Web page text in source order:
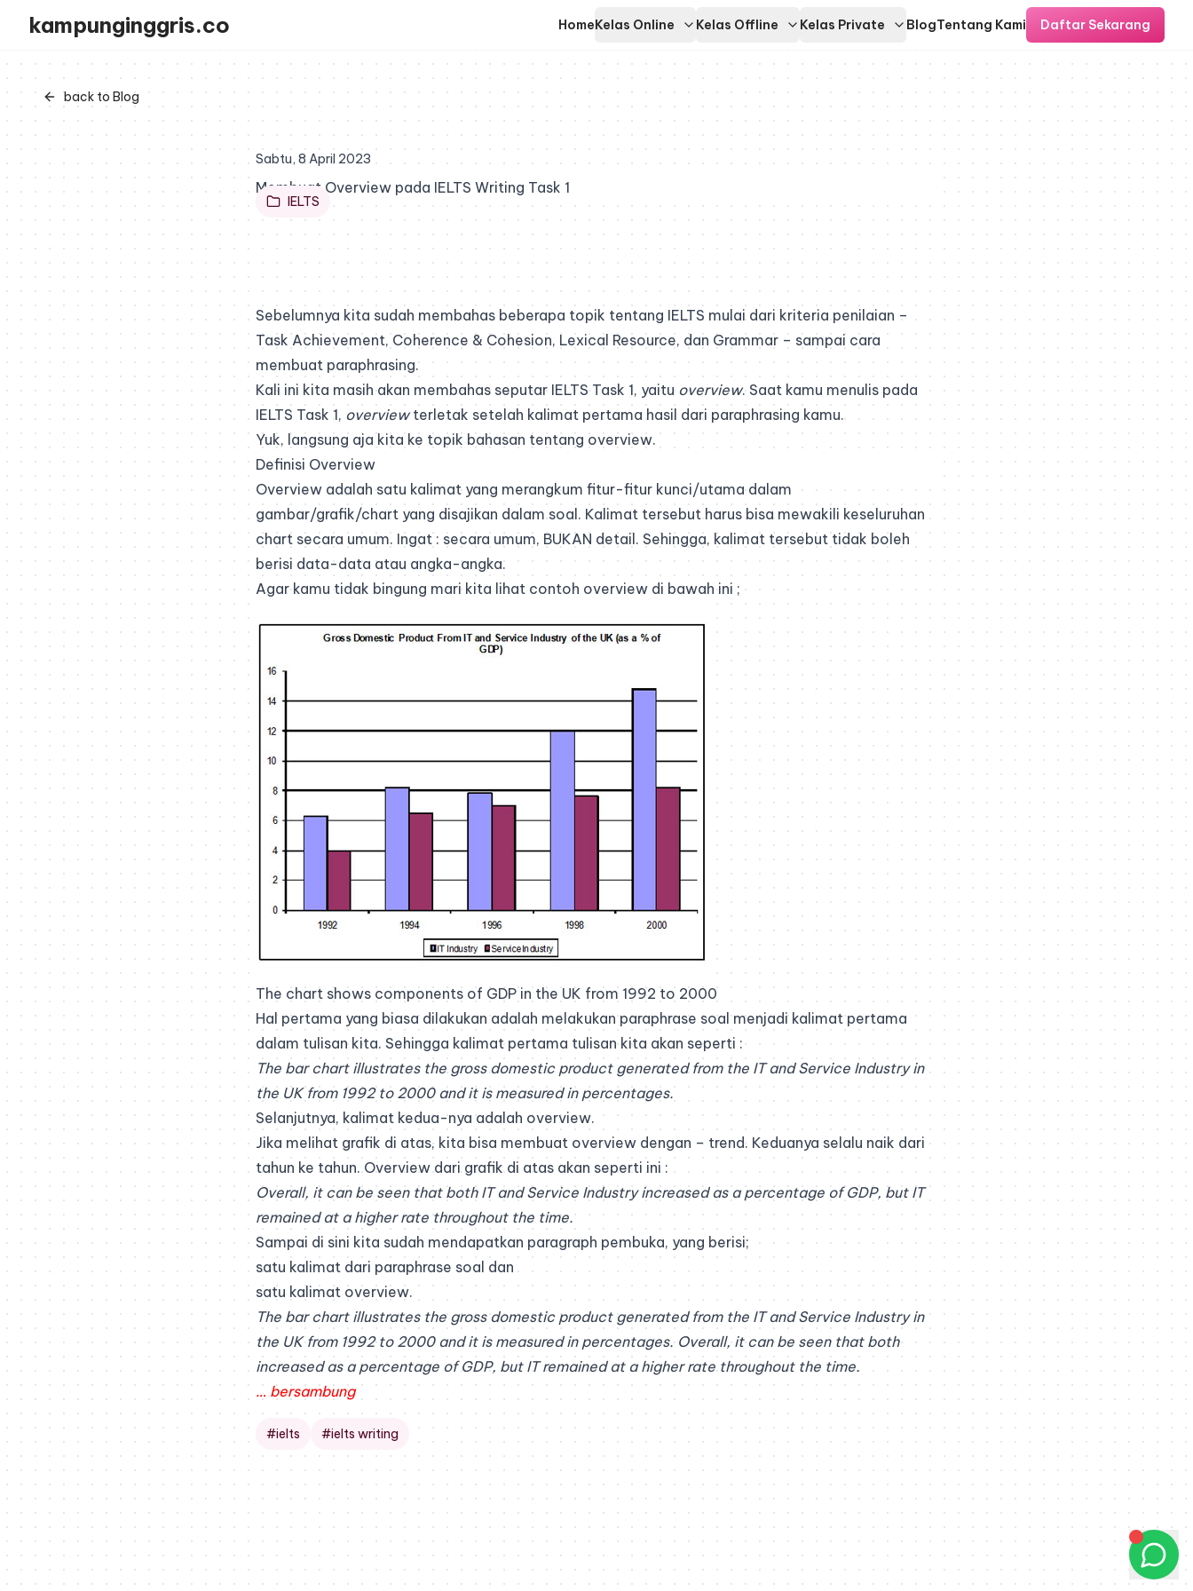
kampunginggris.co HomeKelas Online Kelas Offline Kelas Private BlogTentang Kami Daftar Sekarang
back to Blog
Sabtu, 8 April 2023
Membuat Overview pada IELTS Writing Task 1
IELTS
Sebelumnya kita sudah membahas beberapa topik tentang IELTS mulai dari kriteria penilaian –
Task Achievement,Coherence & Cohesion, Lexical Resource, dan Grammar – sampai cara
membuat paraphrasing.
Kali ini kita masih akan membahas seputar IELTS Task 1, yaitu overview. Saat kamu menulis pada
IELTS Task 1, overviewterletak setelah kalimat pertama hasil dari paraphrasing kamu.
Yuk, langsung aja kita ke topik bahasan tentang overview.
Definisi Overview
Overview adalah satu kalimat yang merangkum fitur-fitur kunci/utama dalam
gambar/grafik/chart yang disajikan dalam soal. Kalimat tersebut harus bisa mewakili keseluruhan
chart secara umum. Ingat : secara umum, BUKAN detail. Sehingga, kalimat tersebut tidak boleh
berisi data-data atau angka-angka.
Agar kamu tidak bingung mari kita lihat contoh overview di bawah ini ;
The chart shows components of GDP in the UK from 1992 to 2000
Hal pertama yang biasa dilakukan adalah melakukan paraphrase soal menjadi kalimat pertama
dalam tulisan kita. Sehingga kalimat pertama tulisan kita akan seperti :
The bar chart illustrates the gross domestic product generated from the IT and Service Industry in
the UK from 1992 to 2000 and it is measured in percentages.
Selanjutnya, kalimat kedua-nya adalah overview.
Jika melihat grafik di atas, kita bisa membuat overview dengan – trend. Keduanya selalu naik dari
tahun ke tahun. Overview dari grafik di atas akan seperti ini :
Overall, it can be seen that both IT and Service Industry increased as a percentage of GDP, but IT
remained at a higher rate throughout the time.
Sampai di sini kita sudah mendapatkan paragraph pembuka, yang berisi;
satu kalimat dari paraphrase soal dan
satu kalimat overview.
The bar chart illustrates the gross domestic product generated from the IT and Service Industry in
the UK from 1992 to 2000 and it is measured in percentages. Overall, it can be seen that both
increased as a percentage of GDP, but IT remained at a higher rate throughout the time.
… bersambung
#ielts #ielts writing